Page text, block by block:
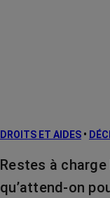
DROITS ET AIDES •
Restes à
qu’attend-on